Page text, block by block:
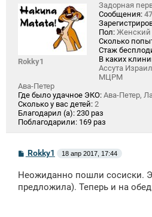
Rokky1
Задорная
Сообщения:
Пол: Женский
Сколько
Стаж
В каких
Ассута
МЦРМ
Ава-Петер
Где было удачное ЭКО: Ава-Петер,
Сколько у вас детей: 2
Благодарил (а): 230 раз
Поблагодарили: 169 раз
С
б
щ
е
Rokky1 18 апр 2017, 17:44
Неожиданно пошли сосиски.
предложила). Теперь и на